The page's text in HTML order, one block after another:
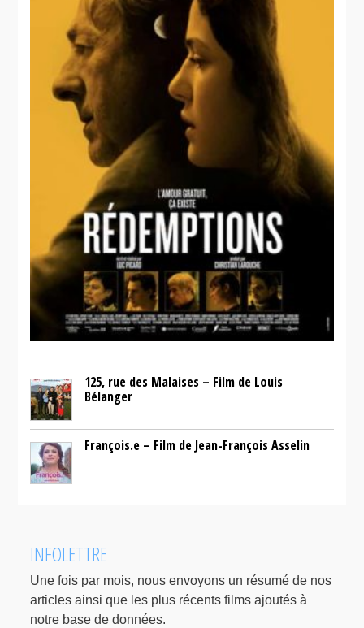
125, rue des Malaises – Film de Louis
Bélanger
François.e – Film de Jean-François Asselin
INFOLETTRE
Une fois par mois, nous envoyons un résumé de nos
articles ainsi que les plus récents films ajoutés à
notre base de données.